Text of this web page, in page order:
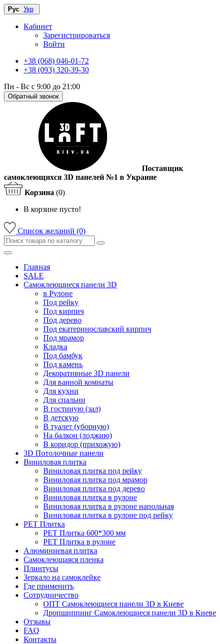
Рус Укр
Кабинет
Зарегистрироваться
Войти
+38 (068) 046-01-72
+38 (093) 320-39-30
Пн - Вс с 9:00 до 21:00
Обратный звонок
Поставщик
самоклеющихся 3D панелей №1 в Украине
Корзина (0)
В корзине пусто!
Список желаний (0)
Главная
SALE
Самоклеющиеся панели 3D
в Рулоне
Под рейку
Под кирпич
Под дерево
Под екатеринославский кирпич
Под мрамор
Кладка
Под бамбук
Под камень
Декоративные 3D панели
Для ванной комнаты
Для кухни
Для спальни
В гостиную (зал)
В детскую
В туалет (уборную)
На балкон (лоджию)
В коридор (прихожую)
3D Потолочные панели
Виниловая плитка
Виниловая плитка под рейку
Виниловая плитка под мрамор
Виниловая плитка под дерево
Виниловая плитка в рулоне
Виниловая плитка в рулоне напольная
Виниловая плитка в рулоне под рейку
PET Плитка
PET Плитка 600*300 мм
PET Плитка в рулоне
Алюминиевая плитка
Самоклеющаяся пленка
Плинтусы
Зеркало на самоклейке
Где применить
Сотрудничество
ОПТ Самоклеющиеся панели 3D в Киеве
Дропшиппинг Самоклеющиеся панели 3D в Киеве
Отзывы
FAQ
Контакты